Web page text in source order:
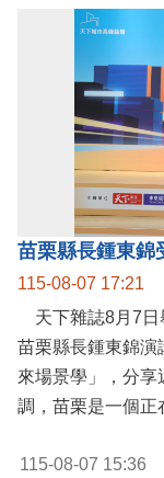
115-08-07 17:21
天下雜誌8月7日
苗栗縣長鍾東錦演
來場景學」，分享
115-08-07 15:36